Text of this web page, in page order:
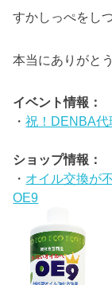
すかしっぺをし
本当にありがと
イベント情報：
・祝！DENBA代
ショップ情報：
・ オイル交換が
OE9